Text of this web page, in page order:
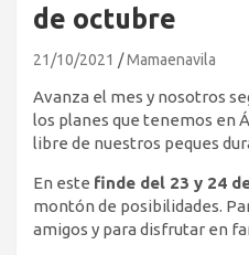
de octubre
21/10/2021 Mamaenavila
Avanza el mes y nosotros
los planes que tenemos en
libre de nuestros peques
En este finde del 23 y 24
montón de posibilidades.
amigos y para disfrutar en